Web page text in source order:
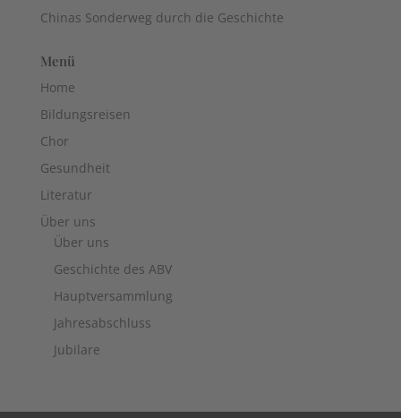
Chinas Sonderweg durch die Geschichte
Menü
Home
Bildungsreisen
Chor
Gesundheit
Literatur
Über uns
Über uns
Geschichte des ABV
Hauptversammlung
Jahresabschluss
Jubilare